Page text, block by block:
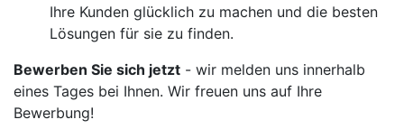
Ihre Kunden glücklich zu machen und die besten
Lösungen für sie zu finden.
Bewerben Sie sich jetzt - wir melden uns innerhalb
eines Tages bei Ihnen. Wir freuen uns auf Ihre
Bewerbung!